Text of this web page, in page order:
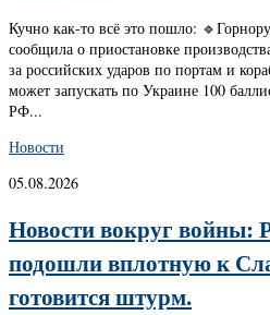
Кучно как-то всё это пошло:
сообщила о приостановке
за российских ударов по портам и
может запускать по Украине 100
РФ...
Новости
05.08.2026
Новости вокруг войны:
подошли вплотную к
готовится штурм.